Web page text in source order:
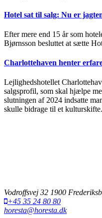
Hotel sat til salg: Nu er
Efter mere end 15 år som
Bjørnsson besluttet at sætte
Charlottehaven henter
Lejlighedshotellet
salgsprofil, som skal hjælpe
slutningen af 2024 indsatte
skulle bidrage til et kulturskifte.
Vodroffsvej 32 1900
+45 35 24 80 80
horesta@horesta.dk